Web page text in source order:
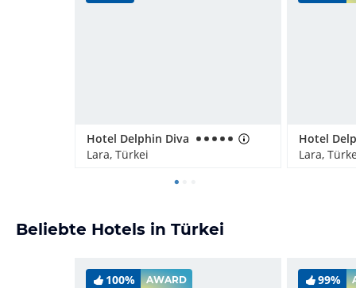
Hotel Delphin Diva
Lara, Türkei
Lara,
Beliebte Hotels in Türkei
100% AWARD 99%